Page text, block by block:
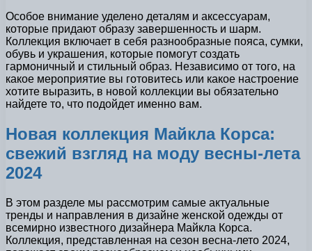
Особое внимание уделено деталям и аксессуарам,
которые придают образу завершенность и шарм.
Коллекция включает в себя разнообразные пояса, сумки,
обувь и украшения, которые помогут создать
гармоничный и стильный образ. Независимо от того, на
какое мероприятие вы готовитесь или какое настроение
хотите выразить, в новой коллекции вы обязательно
найдете то, что подойдет именно вам.
Новая коллекция Майкла Корса:
свежий взгляд на моду весны-лета
2024
В этом разделе мы рассмотрим самые актуальные
тренды и направления в дизайне женской одежды от
всемирно известного дизайнера Майкла Корса.
Коллекция, представленная на сезон весна-лето 2024,